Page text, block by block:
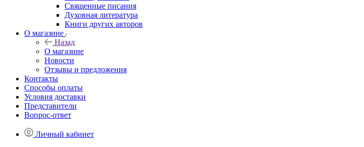
Священные писания
Духовная литература
Книги других авторов
О магазине
Назад
О магазине
Новости
Отзывы и предложения
Контакты
Способы оплаты
Условия доставки
Представители
Вопрос-ответ
Личный кабинет